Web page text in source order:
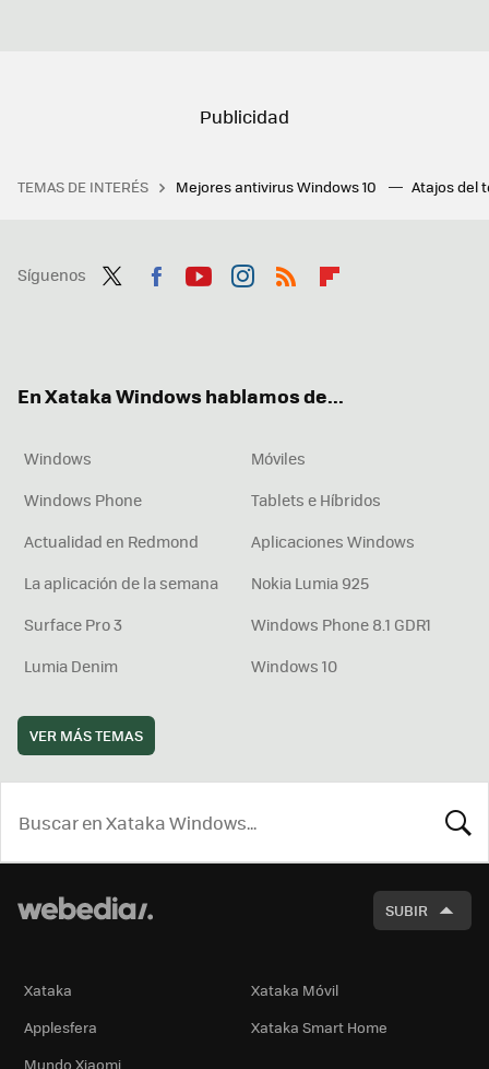
TEMAS DE INTERÉS Mejores antivirus Windows 10 Atajos del
Síguenos
En Xataka Windows hablamos de...
Windows
Móviles
Windows Phone
Tablets e Híbridos
Actualidad en Redmond
Aplicaciones Windows
La aplicación de la semana
Nokia Lumia 925
Surface Pro 3
Windows Phone 8.1 GDR1
Lumia Denim
Windows 10
VER MÁS TEMAS
SUBIR
Xataka
Xataka Móvil
Applesfera
Xataka Smart Home
Mundo Xiaomi